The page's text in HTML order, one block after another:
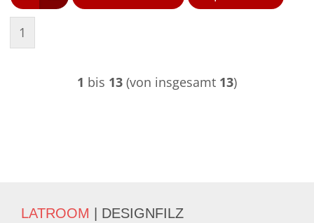
1
1 bis 13 (von insgesamt 13)
LATROOM | DESIGNFILZ